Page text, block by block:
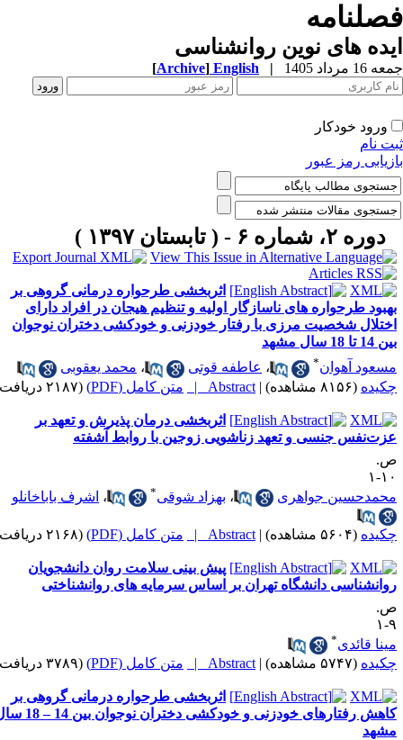
های نوین روانشناسی
مرداد 1405 |
English
[Archive]
ورود خودکار
نام
رمز عبور
دوره ۲، شماره ۶ - ( تابستان ۱۳۹۷ )
اثربخشی طرحواره درمانی گروهی بر
طرحواره های ناسازگار اولیه و تنظیم هیجان در افراد دارای
شخصیت مرزی با رفتار خودزنی و خودکشی دختران نوجوان
تا 18 سال مشهد
آهوان
* ،عاطفه قوتی ،محمد یعقوبی
(۸۱۵۶ مشاهده) |
Abstract | متن کامل (PDF) (۲۱۸۷ دریافت)
اثربخشی درمان پذیرش و تعهد بر
جنسی و تعهد زناشویی زوجین با روابط آشفته
۱
جواهری
،بهزاد شوقی ،اشرف باباخانلو
(۵۶۰۴ مشاهده) |
Abstract | متن کامل (PDF) (۲۱۶۸ دریافت)
پیش بینی سلامت روان دانشجویان
دانشگاه تهران بر اساس سرمایه های روانشناختی
قائدی
(۵۷۴۷ مشاهده) |
Abstract | متن کامل (PDF) (۳۷۸۹ دریافت)
اثربخشی طرحواره درمانی گروهی بر
کاهش رفتارهای خودزنی و خودکشی دختران نوجوان بین 14 – 18 سال